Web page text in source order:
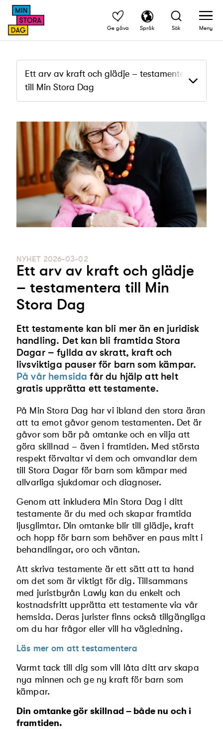
Ge gåva Språk Sök Meny
Ett arv av kraft och glädje – testamentera
till Min Stora Dag
NYHET 2026-03-02
Ett arv av kraft och glädje
– testamentera till Min
Stora Dag
Ett testamente kan bli mer än en juridisk
handling. Det kan bli framtida Stora
Dagar – fyllda av skratt, kraft och
livsviktiga pauser för barn som kämpar.
På vår hemsida får du hjälp att helt
gratis upprätta ett testamente.
På Min Stora Dag har vi ibland den stora äran
att ta emot gåvor genom testamenten. Det är
gåvor som bär på omtanke och en vilja att
göra skillnad – även i framtiden. Med största
respekt förvaltar vi dem och omvandlar dem
till Stora Dagar för barn som kämpar med
allvarliga sjukdomar och diagnoser.
Genom att inkludera Min Stora Dag i ditt
testamente är du med och skapar framtida
ljusglimtar. Din omtanke blir till glädje, kraft
och hopp för barn som behöver en paus mitt i
behandlingar, oro och väntan.
Att skriva testamente är ett sätt att ta hand
om det som är viktigt för dig. Tillsammans
med juristbyrån Lawly kan du enkelt och
kostnadsfritt upprätta ett testamente via vår
hemsida. Deras jurister finns också tillgängliga
om du har frågor eller vill ha vägledning.
Läs mer om att testamentera
Varmt tack till dig som vill låta ditt arv skapa
nya minnen och ge ny kraft för barn som
kämpar.
Din omtanke gör skillnad – både nu och i
framtiden.